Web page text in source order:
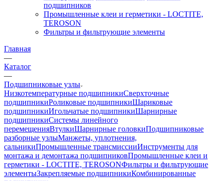
подшипников
Промышленные клеи и герметики - LOCTITE,
TEROSON
Фильтры и фильтрующие элементы
Главная
—
Каталог
—
Подшипниковые узлы
Низкотемпературные подшипникиСверхточные
подшипникиРоликовые подшипникиШариковые
подшипникиИгольчатые подшипникиШарнирные
подшипникиСистемы линейного
перемещенияВтулкиШарнирные головкиПодшипниковые
разборные узлыМанжеты, уплотнения,
сальникиПромышленные трансмиссииИнструменты для
монтажа и демонтажа подшипниковПромышленные клеи и
герметики - LOCTITE, TEROSONФильтры и фильтрующие
элементыЗакрепляемые подшипникиКомбинированные